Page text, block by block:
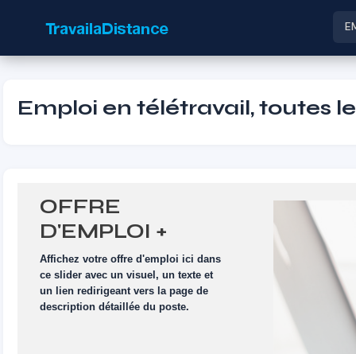
Emploi en télétravail, toutes
OFFRE
D'EMPLOI +
VISUEL
Affichez votre offre d'emploi ici dans
ce slider avec un visuel, un texte et
un lien redirigeant vers la page de
description détaillée du poste.